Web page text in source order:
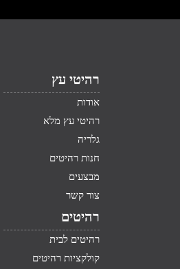
רהיטי עץ
אודות
רהיטי עץ מלא
גלריה
חנות רהיטים
מבצעים
צור קשר
רהיטים
רהיטים לבית
קולקציות רהיטים